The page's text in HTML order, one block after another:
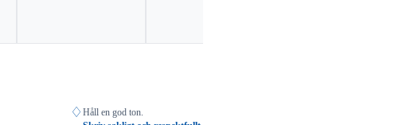
♢ Håll en god ton.